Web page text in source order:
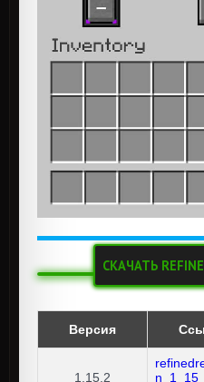
СКАЧАТЬ
Версия
1.15.2